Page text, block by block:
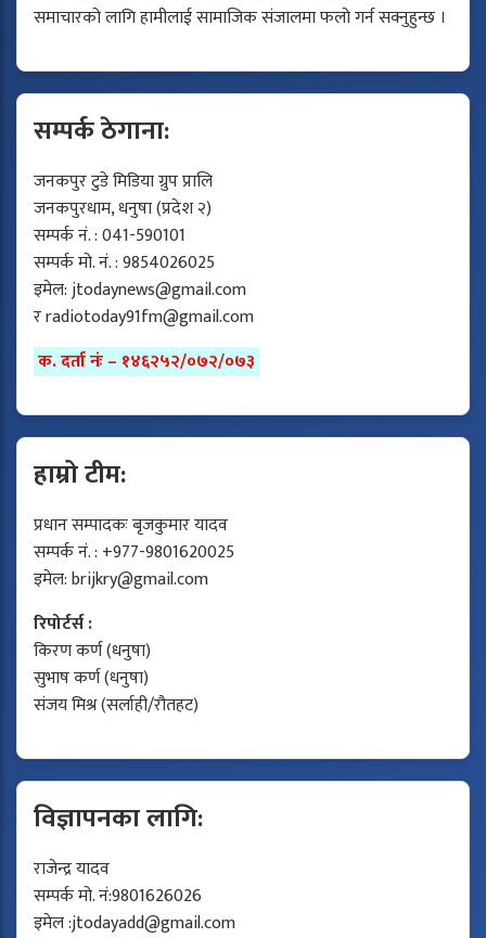
समाचारको लागि हामीलाई सामाजिक संजालमा फलो गर्न सक्नुहुन्छ ।
सम्पर्क ठेगाना:
जनकपुर टुडे मिडिया ग्रुप प्रालि
जनकपुरधाम, धनुषा (प्रदेश २)
सम्पर्क नं. : 041-590101
सम्पर्क मो. नं. : 9854026025
इमेल:jtodaynews@gmail.com
रradiotoday91fm@gmail.com
क. दर्ता नंः – १४६२५२/०७२/०७३
हाम्रो टीम:
प्रधान सम्पादकः बृजकुमार यादव
सम्पर्क नं. : +977-9801620025
इमेल:brijkry@gmail.com
रिपोर्टर्स :
किरण कर्ण (धनुषा)
सुभाष कर्ण (धनुषा)
संजय मिश्र (सर्लाही/रौतहट)
विज्ञापनका लागि:
राजेन्द्र यादव
सम्पर्क मो. नं:9801626026
इमेल :jtodayadd@gmail.com